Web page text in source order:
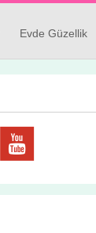
Evde Güzellik